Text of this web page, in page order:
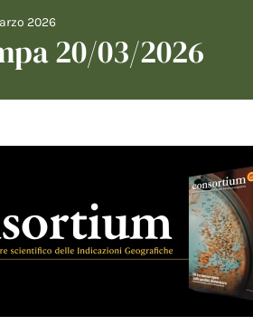
2026
20/03/2026